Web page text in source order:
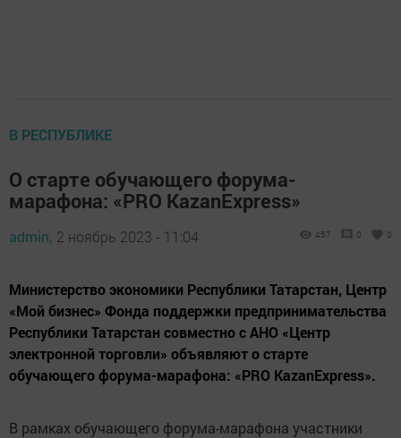
В РЕСПУБЛИКЕ
О старте обучающего форума-
марафона: «PRO KazanExpress»
admin, 2 ноябрь 2023 - 11:04 457 0 0
Министерство экономики Республики Татарстан, Центр
«Мой бизнес» Фонда поддержки предпринимательства
Республики Татарстан совместно с АНО «Центр
электронной торговли» объявляют о старте
обучающего форума-марафона: «PRO KazanExpress».
В рамках обучающего форума-марафона участники